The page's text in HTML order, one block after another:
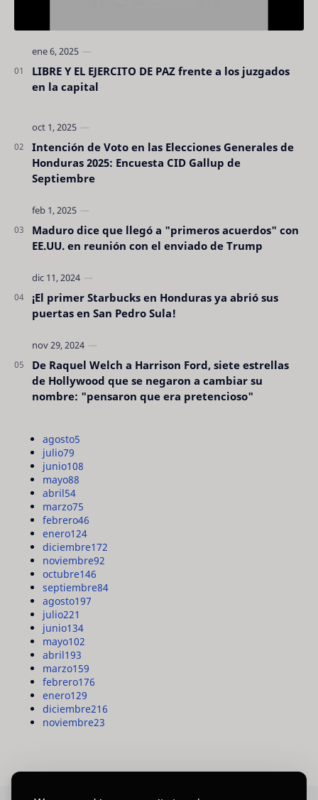
LIBRE Y EL EJERCITO DE PAZ frente a los juzgados
en la capital
Intención de Voto en las Elecciones Generales de
Honduras 2025: Encuesta CID Gallup de
Septiembre
Maduro dice que llegó a "primeros acuerdos" con
EE.UU. en reunión con el enviado de Trump
¡El primer Starbucks en Honduras ya abrió sus
puertas en San Pedro Sula!
De Raquel Welch a Harrison Ford, siete estrellas
de Hollywood que se negaron a cambiar su
nombre: "pensaron que era pretencioso"
agosto5
julio79
junio108
mayo88
abril54
marzo75
febrero46
enero124
diciembre172
noviembre92
octubre146
septiembre84
agosto197
julio221
junio134
mayo102
abril193
marzo159
febrero176
enero129
diciembre216
noviembre23